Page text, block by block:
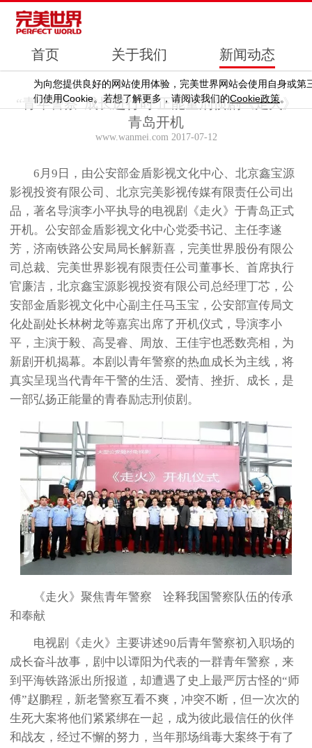
为向您提供良好的网站使用体验，完美世界网站会使用自身或第
们使用Cookie。若想了解更多，请阅读我们的Cookie政策。
首页 关于我们 新闻动态
“青年警察”成长进行时 正能量刑侦剧《走火》
青岛开机
www.wanmei.com 2017-07-12
6月9日，由公安部金盾影视文化中心、北京鑫宝源
影视投资有限公司、北京完美影视传媒有限责任公司出
品，著名导演李小平执导的电视剧《走火》于青岛正式
开机。公安部金盾影视文化中心党委书记、主任李遂
芳，济南铁路公安局局长解新喜，完美世界股份有限公
司总裁、完美世界影视有限责任公司董事长、首席执行
官廉洁，北京鑫宝源影视投资有限公司总经理丁芯，公
安部金盾影视文化中心副主任马玉宝，公安部宣传局文
化处副处长林树龙等嘉宾出席了开机仪式，导演李小
平，主演于毅、高旻睿、周放、王佳宇也悉数亮相，为
新剧开机揭幕。本剧以青年警察的热血成长为主线，将
真实呈现当代青年干警的生活、爱情、挫折、成长，是
一部弘扬正能量的青春励志刑侦剧。
《走火》聚焦青年警察 诠释我国警察队伍的传承
和奉献
电视剧《走火》主要讲述90后青年警察初入职场的
成长奋斗故事，剧中以谭阳为代表的一群青年警察，来
到平海铁路派出所报道，却遭遇了史上最严厉古怪的“师
傅”赵鹏程，新老警察互看不爽，冲突不断，但一次次的
生死大案将他们紧紧绑在一起，成为彼此最信任的伙伴
和战友，经过不懈的努力，当年那场缉毒大案终于有了